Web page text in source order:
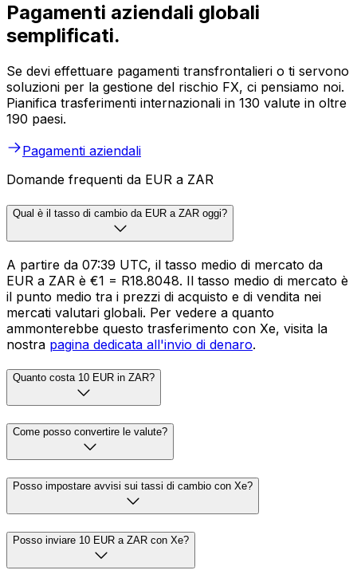
Pagamenti aziendali globali
semplificati.
Se devi effettuare pagamenti transfrontalieri o ti servono
soluzioni per la gestione del rischio FX, ci pensiamo noi.
Pianifica trasferimenti internazionali in 130 valute in oltre
190 paesi.
Pagamenti aziendali
Domande frequenti da EUR a ZAR
Qual è il tasso di cambio da EUR a ZAR oggi?
A partire da 07:39 UTC, il tasso medio di mercato da
EUR a ZAR è €1 = R18.8048. Il tasso medio di mercato è
il punto medio tra i prezzi di acquisto e di vendita nei
mercati valutari globali. Per vedere a quanto
ammonterebbe questo trasferimento con Xe, visita la
nostra pagina dedicata all'invio di denaro.
Quanto costa 10 EUR in ZAR?
Come posso convertire le valute?
Posso impostare avvisi sui tassi di cambio con Xe?
Posso inviare 10 EUR a ZAR con Xe?